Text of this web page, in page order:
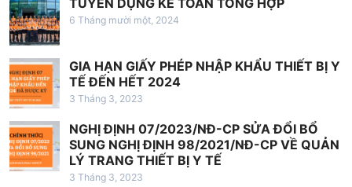
i
ế
t
TUYỂN DỤNG KẾ TOÁN TỔNG HỢP
6 Tháng mười một, 2024
GIA HẠN GIẤY PHÉP NHẬP KHẨU THIẾT BỊ Y
TẾ ĐẾN HẾT 2024
3 Tháng 3, 2023
NGHỊ ĐỊNH 07/2023/NĐ-CP SỬA ĐỔI BỔ
SUNG NGHỊ ĐỊNH 98/2021/NĐ-CP VỀ QUẢN
LÝ TRANG THIẾT BỊ Y TẾ
3 Tháng 3, 2023